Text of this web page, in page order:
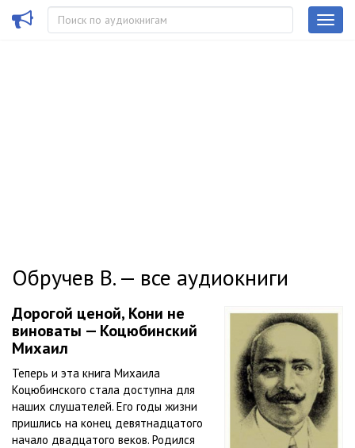
Обручев В. — все аудиокниги
Дорогой ценой, Кони не
виноваты — Коцюбинский
Михаил
Теперь и эта книга Михаила
Коцюбинского стала доступна для
наших слушателей. Его годы жизни
пришлись на конец девятнадцатого
начало двадцатого веков. Родился